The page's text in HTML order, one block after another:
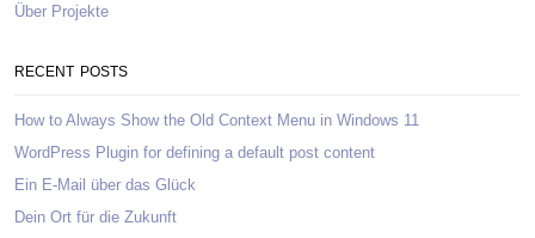
Über Projekte
RECENT POSTS
How to Always Show the Old Context Menu in Windows 11
WordPress Plugin for defining a default post content
Ein E-Mail über das Glück
Dein Ort für die Zukunft